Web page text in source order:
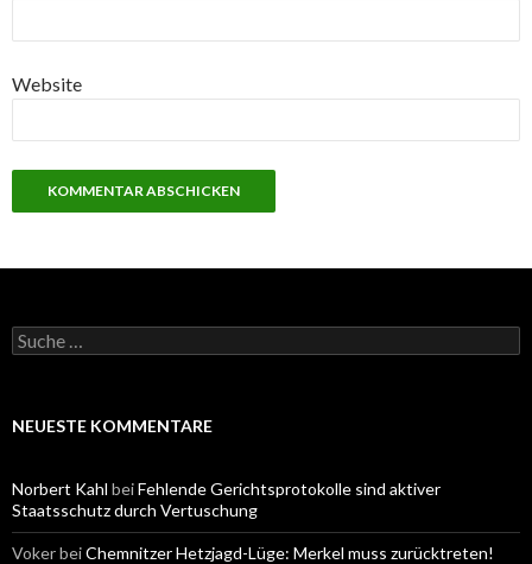
Website
S
u
e
c
h
:
NEUESTE KOMMENTARE
Norbert Kahl beiFehlende Gerichtsprotokolle sind aktiver
Staatsschutz durch Vertuschung
VokerbeiChemnitzer Hetzjagd-Lüge: Merkel muss zurücktreten!